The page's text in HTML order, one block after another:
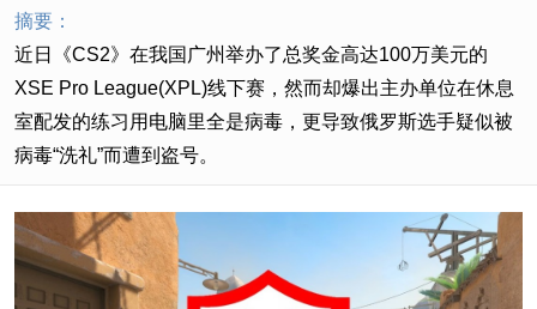
摘要：
近日《CS2》在我国广州举办了总奖金高达100万美元的
XSE Pro League(XPL)线下赛，然而却爆出主办单位在休息
室配发的练习用电脑里全是病毒，更导致俄罗斯选手疑似被
病毒“洗礼”而遭到盗号。